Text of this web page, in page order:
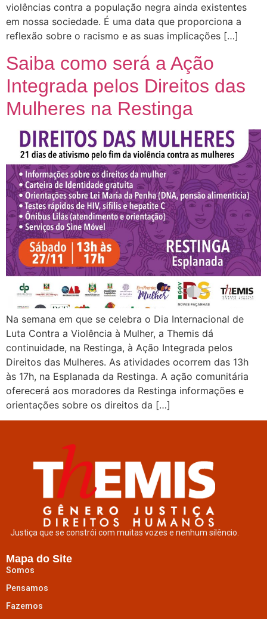
violências contra a população negra ainda existentes
em nossa sociedade. É uma data que proporciona a
reflexão sobre o racismo e as suas implicações […]
Saiba como será a Ação
Integrada pelos Direitos das
Mulheres na Restinga
Na semana em que se celebra o Dia Internacional de
Luta Contra a Violência à Mulher, a Themis dá
continuidade, na Restinga, à Ação Integrada pelos
Direitos das Mulheres. As atividades ocorrem das 13h
às 17h, na Esplanada da Restinga. A ação comunitária
oferecerá aos moradores da Restinga informações e
orientações sobre os direitos da […]
Justiça que se constrói com muitas vozes e nenhum silêncio.
Mapa do Site
Somos
Pensamos
Fazemos